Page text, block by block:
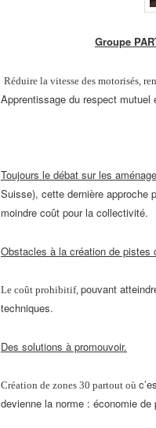
Groupe
Réduire la vitesse des motorisés,
Apprentissage du respect mutuel
Toujours le débat sur les
Suisse), cette dernière approche
moindre coût pour la collectivité.
Obstacles à la création de pistes
Le coût prohibitif, pouvant
techniques.
Des solutions à promouvoir.
Création de zones 30 partout où
devienne la norme : économie de